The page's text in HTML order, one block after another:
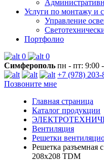
Услуги по монтажу и
Управление
Портфолио
0
0
Симферополь пн - пт: 9:00
+7 (978) 203-
Позвоните мне
Главная страница
Каталог продукции
Вентиляция
Решетки
Решетка разъемная
208х208 TDM